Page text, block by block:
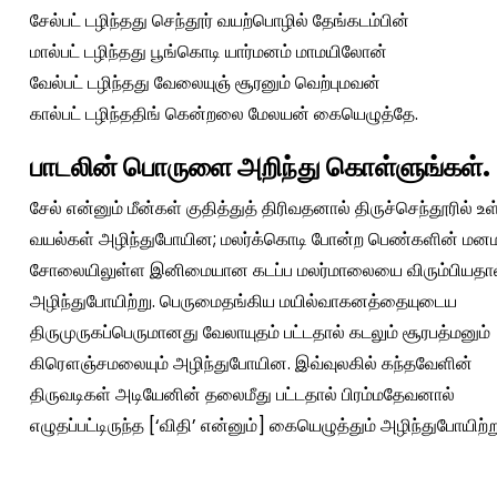
சேல்பட் டழிந்தது செந்தூர் வயற்பொழில் தேங்கடம்பின்
மால்பட் டழிந்தது பூங்கொடி யார்மனம் மாமயிலோன்
வேல்பட் டழிந்தது வேலையுஞ் சூரனும் வெற்புமவன்
கால்பட் டழிந்ததிங் கென்றலை மேலயன் கையெழுத்தே.
பாடலின் பொருளை அறிந்து கொள்ளுங்கள்.
சேல் என்னும் மீன்கள் குதித்துத் திரிவதனால் திருச்செந்தூரில்
வயல்கள் அழிந்துபோயின; மலர்க்கொடி போன்ற பெண்களின்
சோலையிலுள்ள இனிமையான கடப்ப மலர்மாலையை
அழிந்துபோயிற்று. பெருமைதங்கிய மயில்வாகனத்தையுடைய
திருமுருகப்பெருமானது வேலாயுதம் பட்டதால் கடலும் சூரபத்மனும்
கிரௌஞ்சமலையும் அழிந்துபோயின. இவ்வுலகில் கந்தவேளின்
திருவடிகள் அடியேனின் தலைமீது பட்டதால் பிரம்மதேவனால்
எழுதப்பட்டிருந்த [‘விதி’ என்னும்] கையெழுத்தும்